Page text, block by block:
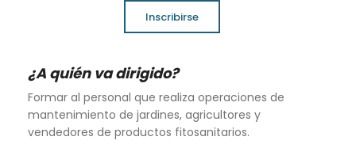
¿A quién va dirigido?
Formar al personal que realiza operaciones de
mantenimiento de jardines, agricultores y
vendedores de productos fitosanitarios.